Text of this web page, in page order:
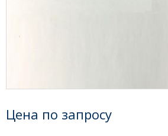
Цена по запросу